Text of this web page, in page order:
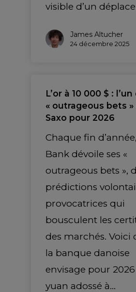
visible d’un
James Altucher
24 décembre 2025
L’or à 10 000 $ : l’un
« outrageous bets »
Saxo pour 2026
Chaque fin
Bank dévoile ses «
outrageous bets »,
prédictions
provocatrices qui
bousculent les
des marchés. Voici
la banque danoise
envisage pour
yuan adossé à…